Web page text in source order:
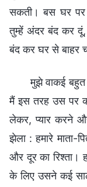
सकती। बस घर पर
तुम्हें अंदर बंद कर दूं,
बंद कर घर से बाहर
मुझे वाकई बहुत
मैं इस तरह उस पर
लेकर, प्यार करने
झेला : हमारे माता-
और दूर का रिश्ता।
के लिए उसने कई